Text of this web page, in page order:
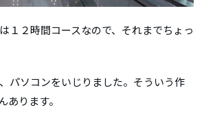
１２時間コースなので、それまでちょっ
パソコンをいじりました。そういう作
あります。